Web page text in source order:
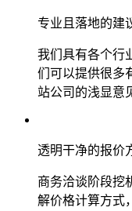
专业且落地的建
我们具有各个行
们可以提供很多
站公司的浅显意
透明干净的报价
商务洽谈阶段挖
解价格计算方式